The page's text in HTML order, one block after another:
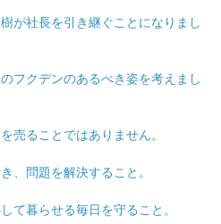
が社長を引き継ぐことになりまし
フクデンのあるべき姿を考えまし
売ることではありません。
、問題を解決すること。
て暮らせる毎日を守ること。